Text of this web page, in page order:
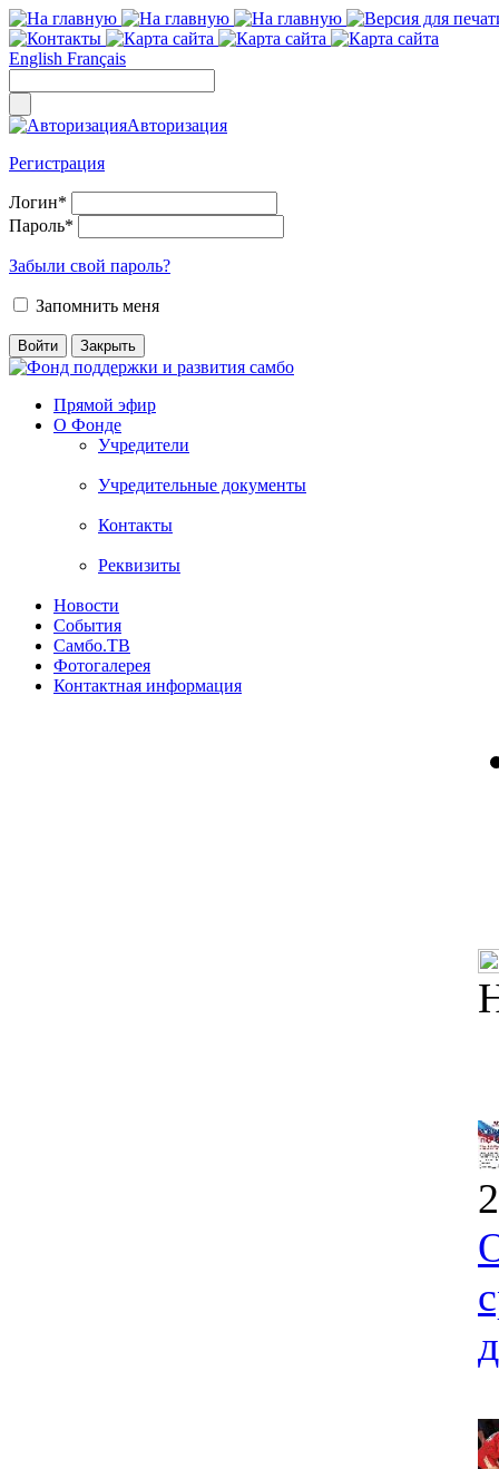
English Français
Авторизация
Регистрация
Логин*
Пароль*
Забыли свой пароль?
Запомнить меня
Прямой эфир
О Фонде
Учредители
Учредительные документы
Контакты
Реквизиты
Новости
События
Самбо.ТВ
Фотогалерея
Контактная информация